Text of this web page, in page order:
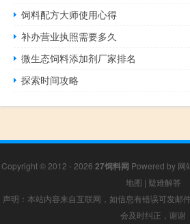
饲料配方大师使用心得
补办营业执照需要多久
微生态饲料添加剂厂家排名
探索时间攻略
Copyright © 2012 - 2026 27饲料网 Powered by 网
地图 | 疑难解答
声明：本站内容来自互联网，如信息有错误可发邮
会及时纠正，谢谢